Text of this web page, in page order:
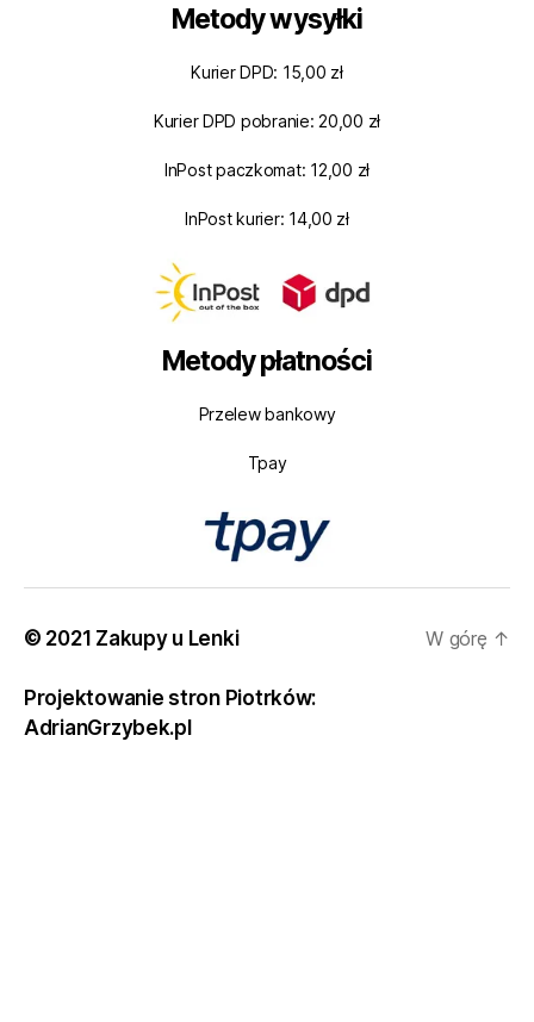
Metody wysyłki
Kurier DPD: 15,00 zł
Kurier DPD pobranie: 20,00 zł
InPost paczkomat: 12,00 zł
InPost kurier: 14,00 zł
Metody płatności
Przelew bankowy
Tpay
© 2021 Zakupy u Lenki
Projektowanie stron Piotrków:
AdrianGrzybek.pl
W górę ↑